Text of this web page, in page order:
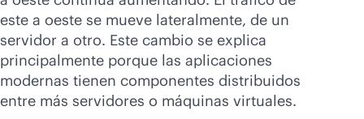
este a oeste se mueve lateralmente, de un
servidor a otro. Este cambio se explica
principalmente porque las aplicaciones
modernas tienen componentes distribuidos
entre más servidores o máquinas virtuales.